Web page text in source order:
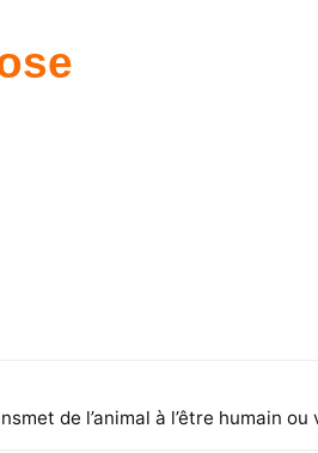
de l’animal à l’être humain